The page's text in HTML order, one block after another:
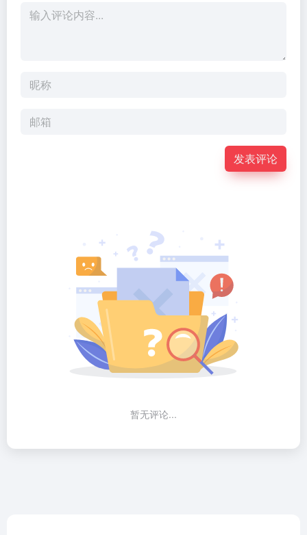
发表评论
暂无评论...